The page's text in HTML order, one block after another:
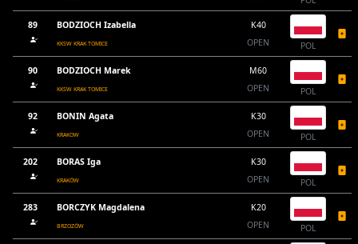
89 BODZIOCH Izabella
KKSW KRAK TOMICE
K40
OPEN
POL
90 BODZIOCH Marek
KKSW KRAK TOMICE
M60
OPEN
POL
92 BONIN Agata
KRAKOW
K30
OPEN
POL
202 BORAS Iga
KRAKÓW
K30
OPEN
POL
283 BORCZYK Magdalena
BRZOZÓW
K20
OPEN
POL